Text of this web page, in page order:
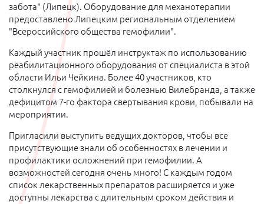
забота" (Липецк). Оборудование для механотерапии
предоставлено Липецким региональным отделением
"Всероссийского общества гемофилии".
Каждый участник прошёл инструктаж по использованию
реабилитационного оборудования от специалиста в этой
области Ильи Чейкина. Более 40 участников, кто
столкнулся с гемофилией и болезнью Вилебранда, а также
дефицитом 7-го фактора свертывания крови, побывали на
мероприятии.
Пригласили выступить ведущих докторов, чтобы все
присутствующие знали об особенностях в лечении и
профилактики осложнений при гемофилии. А
возможностей сегодня очень много! С каждым годом
список лекарственных препаратов расширяется и уже
доступны лекарства с длительным сроком действия и